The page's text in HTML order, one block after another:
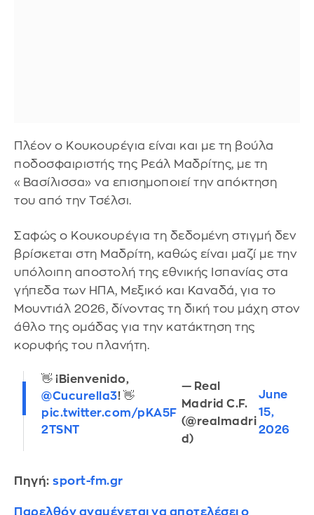
Πλέον ο Κουκουρέγια είναι και με τη βούλα
ποδοσφαιριστής της Ρεάλ Μαδρίτης, με τη
«Βασίλισσα» να επισημοποιεί την απόκτηση
του από την Τσέλσι.
Σαφώς ο Κουκουρέγια τη δεδομένη στιγμή δεν
βρίσκεται στη Μαδρίτη, καθώς είναι μαζί με την
υπόλοιπη αποστολή της εθνικής Ισπανίας στα
γήπεδα των ΗΠΑ, Μεξικό και Καναδά, για το
Μουντιάλ 2026, δίνοντας τη δική του μάχη στον
άθλο της ομάδας για την κατάκτηση της
κορυφής του πλανήτη.
👋 ¡Bienvenido,
@Cucurella3! 👋
pic.twitter.com/pKA5F
2TSNT
— Real
Madrid C.F.
(@realmadri
d)
June
15,
2026
Πηγή: sport-fm.gr
Παρελθόν αναμένεται να αποτελέσει ο